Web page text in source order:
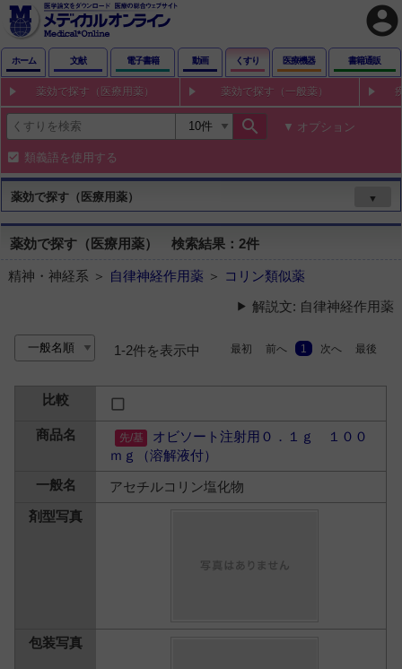
account_circle
ホーム 文献 電子書籍 動画 くすり 医療機器 書籍通販
薬効で探す（医療用薬） 薬効で探す（一般薬）
search オプション
類義語を使用する
薬効で探す（医療用薬） ▼
薬効で探す（医療用薬） 検索結果：2件
精神・神経系 ＞ 自律神経作用薬 ＞ コリン類似薬
解説文: 自律神経作用薬
1-2件を表示中 最初 前へ 1 次へ 最後
オビソート注射用０．１ｇ １００
ｍｇ（溶解液付）
アセチルコリン塩化物